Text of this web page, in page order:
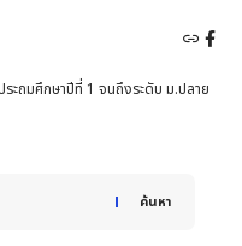
ระถมศึกษาปีที่ 1 จนถึงระดับ ม.ปลาย
ค้นหา
available use up and